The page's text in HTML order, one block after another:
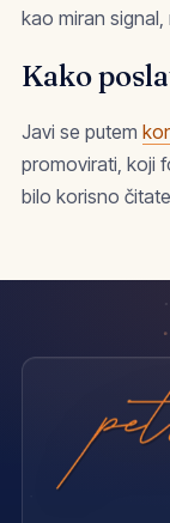
kao miran
Kako
Javi se putem
promovirati, koji
bilo korisno